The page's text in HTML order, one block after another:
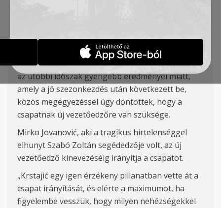
A klub büszke arra, hogyMladen Krstajić egy
éz időszakban vezette a csapatot és
köszönetét fejezi ki az elvégzett munkáért. Mégis
az utóbbi időszak gyengébb eredményei miatt,
amely a jó szezonkezdés után következett be,
közös megegyezéssel úgy döntöttek, hogy a
csapatnak új vezetőedzőre van szüksége.
Mirko Jovanović, aki a tragikus hirtelenséggel
elhunyt Szabó Zoltán segédedzője volt, az új
vezetőedző kinevezéséig irányítja a csapatot.
„Krstajić egy igen érzékeny pillanatban vette át a
csapat irányítását, és elérte a maximumot, ha
figyelembe vesszük, hogy milyen nehézségekkel